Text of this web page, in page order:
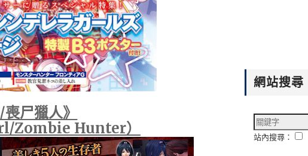
尸獵人》
Zombie Hunter）
網站搜尋
站內搜尋：